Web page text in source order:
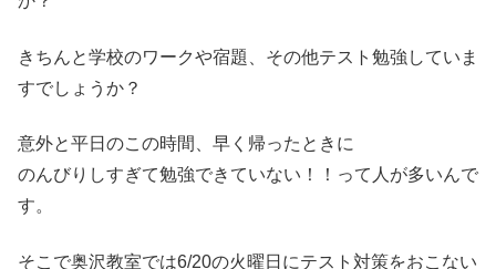
きちんと学校のワークや宿題、その他テスト勉強していま
すでしょうか？
意外と平日のこの時間、早く帰ったときに
のんびりしすぎて勉強できていない！！って人が多いんで
す。
そこで奥沢教室では6/20の火曜日にテスト対策をおこない